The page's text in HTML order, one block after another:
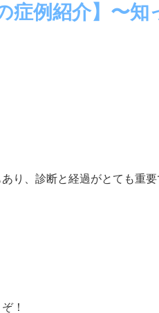
症例紹介】〜知
り、診断と経過がとても重要
！